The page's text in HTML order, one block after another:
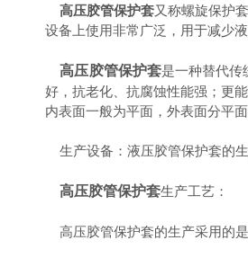
高压胶管保护套又称螺旋保护
设备上使用非常广泛，用于减少
高压胶管保护套是一种替代传
好，抗老化、抗腐蚀性能强；更
内表面一般为平面，外表面分平面
生产设备：液压胶管保护套的
高压胶管保护套生产工艺：
高压胶管保护套的生产采用的